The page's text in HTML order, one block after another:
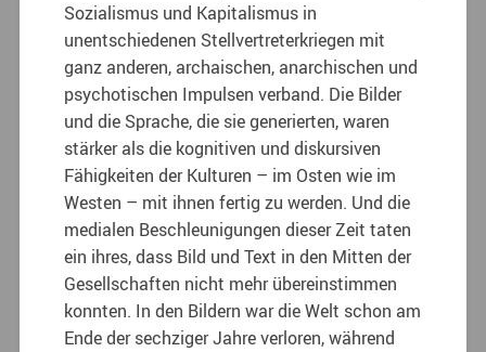
Sozialismus und Kapitalismus in
unentschiedenen Stellvertreterkriegen mit
ganz anderen, archaischen, anarchischen und
psychotischen Impulsen verband. Die Bilder
und die Sprache, die sie generierten, waren
stärker als die kognitiven und diskursiven
Fähigkeiten der Kulturen – im Osten wie im
Westen – mit ihnen fertig zu werden. Und die
medialen Beschleunigungen dieser Zeit taten
ein ihres, dass Bild und Text in den Mitten der
Gesellschaften nicht mehr übereinstimmen
konnten. In den Bildern war die Welt schon am
Ende der sechziger Jahre verloren, während